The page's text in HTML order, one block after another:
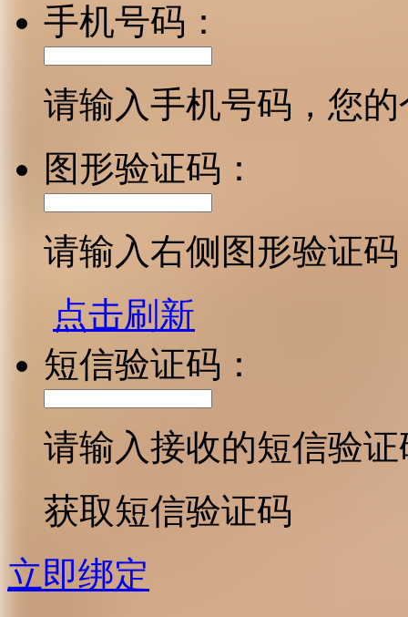
手机号码：
请输入手机号码，您
图形验证码：
请输入右侧图形验证码
点击刷新
短信验证码：
请输入接收的短信验证
获取短信验证码
立即绑定